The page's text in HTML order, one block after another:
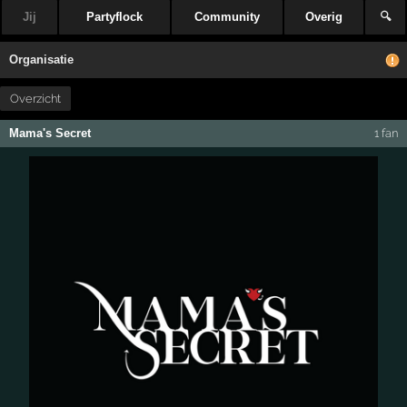
Jij Partyflock Community Overig 🔍
Organisatie
Overzicht
Mama's Secret 1 fan